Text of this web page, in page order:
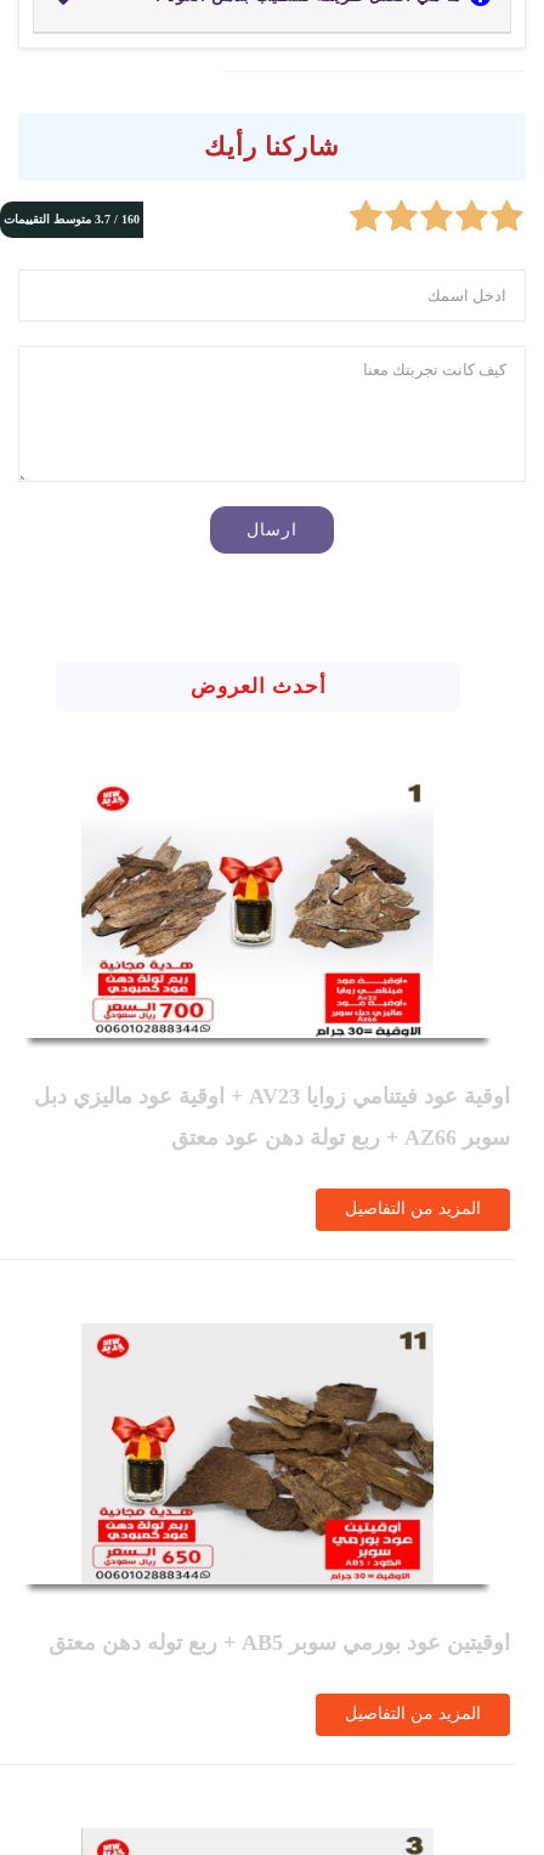
شاركنا رأيك
160 /
3.7 متوسط التقييمات
أحدث العروض
اوقية عود فيتنامي زوايا AV23 + اوقية عود ماليزي دبل
سوبر AZ66 + ربع تولة دهن عود معتق
المزيد من التفاصيل
اوقيتين عود بورمي سوبر AB5 + ربع توله دهن معتق
المزيد من التفاصيل